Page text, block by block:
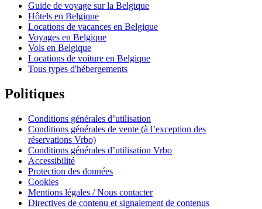
Guide de voyage sur la Belgique
Hôtels en Belgique
Locations de vacances en Belgique
Voyages en Belgique
Vols en Belgique
Locations de voiture en Belgique
Tous types d'hébergements
Politiques
Conditions générales d’utilisation
Conditions générales de vente (à l’exception des
réservations Vrbo)
Conditions générales d’utilisation Vrbo
Accessibilité
Protection des données
Cookies
Mentions légales / Nous contacter
Directives de contenu et signalement de contenus